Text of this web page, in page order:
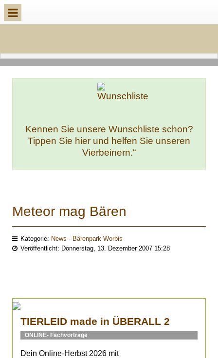
Kennen Sie unsere Wunschliste schon?
Tippen Sie hier und helfen Sie unseren
Vierbeinern.“
Meteor mag Bären
Kategorie: News - Bärenpark Worbis
Veröffentlicht: Donnerstag, 13. Dezember 2007 15:28
TIERLEID made in ÜBERALL 2
ONLINE- Fachvorträge
Dein Online-Herbst 2026 mit